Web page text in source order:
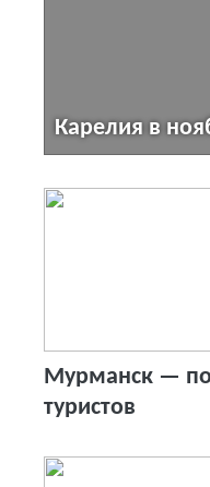
Карелия в
Мурманск —
туристов